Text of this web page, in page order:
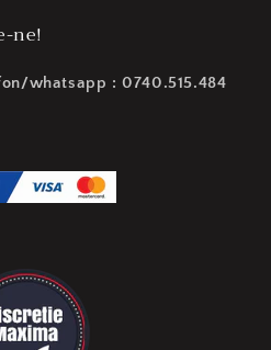
ne!
whatsapp : 0740.515.484